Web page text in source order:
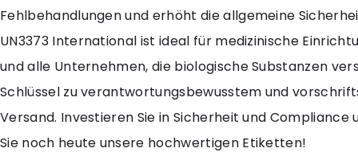
Fehlbehandlungen und erhöht die allgemeine
UN3373 International ist ideal für medizinische
und alle Unternehmen, die biologische Substanzen
Schlüssel zu verantwortungsbewusstem und
Versand. Investieren Sie in Sicherheit und Compliance
Sie noch heute unsere hochwertigen Etiketten!